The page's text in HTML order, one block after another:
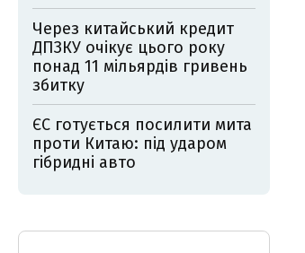
Через китайський кредит
ДПЗКУ очікує цього року
понад 11 мільярдів гривень
збитку
ЄС готується посилити мита
проти Китаю: під ударом
гібридні авто